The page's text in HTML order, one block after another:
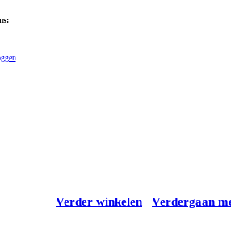
Verder winkelen Verdergaan